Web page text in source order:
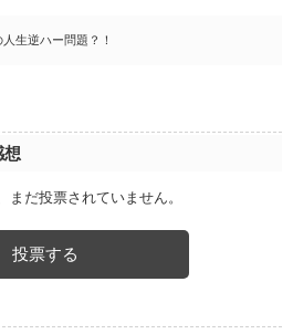
人生逆ハー問題？！
想
まだ投票されていません。
投票する